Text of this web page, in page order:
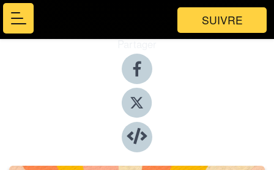
SUIVRE
Partager